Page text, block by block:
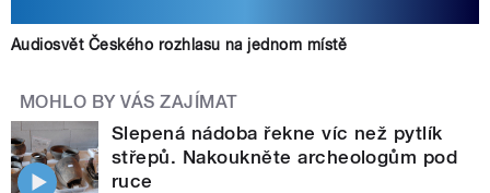
Audiosvět Českého rozhlasu na jednom místě
MOHLO BY VÁS ZAJÍMAT
Slepená nádoba řekne víc než pytlík
střepů. Nakoukněte archeologům pod
ruce